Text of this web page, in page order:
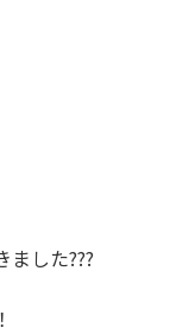
した???